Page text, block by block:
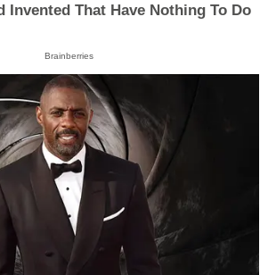
Invented That Have Nothing To Do
Brainberries